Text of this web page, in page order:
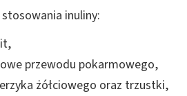
inuliny:
przewodu pokarmowego,
żółciowego oraz trzustki,